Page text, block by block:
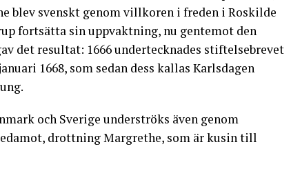
blev svenskt genom villkoren i freden i Roskilde
fortsätta sin uppvaktning, nu gentemot den
det resultat: 1666 undertecknades stiftelsebrevet
1668, som sedan dess kallas Karlsdagen
och Sverige underströks även genom
drottning Margrethe, som är kusin till